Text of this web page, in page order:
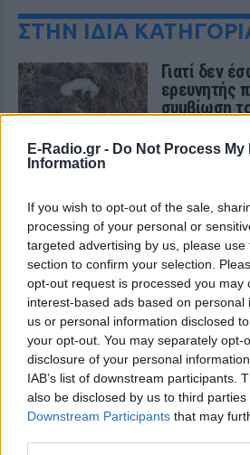
E-Radio.gr - Do Not Process My
Information
If you wish to opt-out of the sale,
processing of your personal or
targeted advertising by us, please
section to confirm your selection.
opt-out request is processed you may
interest-based ads based on personal
us or personal information disclosed
your opt-out. You may separately opt-
disclosure of your personal
IAB’s list of downstream participants.
also be disclosed by us to third parties
Downstream Participants that may
ΣΤΗΝ ΙΔΙΑ
Γιατί δεν
ερευνητής
συμβίωση
δεν επενέβη
δεν είναι
ούτε γίνεται
κτηνίατρο σε
αγέλη με λύκους,
στο
ζωολογίας του
- Έχουν πεθάνει
Για πάντα
Βινίσιους:
εξαετές
Βραζιλιάνος
ΣΉΜΕΡΑ
Σύμφωνα με